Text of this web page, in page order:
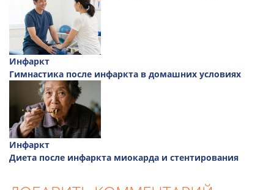
Инфаркт
Гимнастика после инфаркта в домашних условиях
Инфаркт
Диета после инфаркта миокарда и стентирования